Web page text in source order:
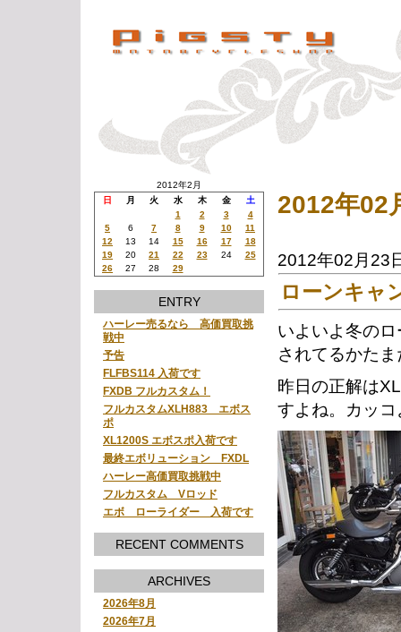
2012年2月
日
月 火 水 木 金
土
1
2 3
4
5
6 7 8 9 10
11
12
13 14 15 16 17
18
19
20 21 22 23 24
25
26
27 28 29
ENTRY
ハーレー売るなら 高価買取挑
戦中
予告
FLFBS114 入荷です
FXDB フルカスタム！
フルカスタムXLH883 エボス
ポ
XL1200S エボスポ入荷です
最終エボリューション FXDL
ハーレー高価買取挑戦中
フルカスタム Vロッド
エボ ローライダー 入荷です
RECENT COMMENTS
ARCHIVES
2026年8月
2026年7月
2012年02
2012年02月23
ローンキャ
いよいよ冬の
されてるかた
昨日の正解は
すよね。カッ